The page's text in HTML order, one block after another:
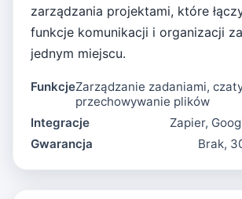
zarządzania projektami, które
funkcje komunikacji i organizacji
jednym miejscu.
FunkcjeZarządzanie zadaniami,
przechowywanie plików
Integracje
Zapier,
Gwarancja
Brak,